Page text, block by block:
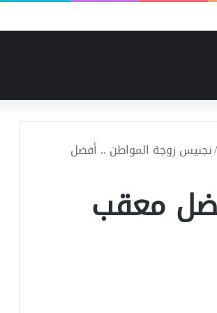
ونسبة النجاح
/تجنيس زوجة المواطن .. أفضل
معقب